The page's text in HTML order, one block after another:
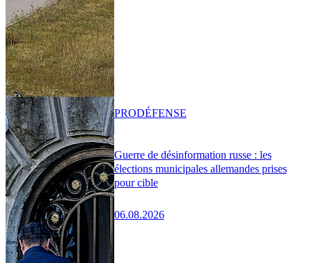
Guerre de désinformation russe : les
élections municipales allemandes prises
pour cible
06.08.2026
PRODÉFENSE